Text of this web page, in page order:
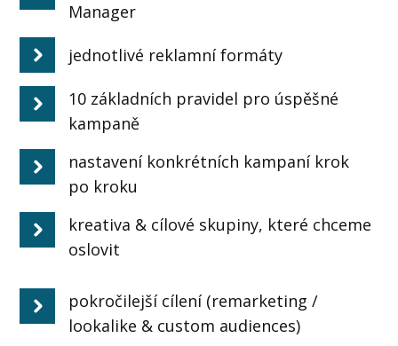
Manager
jednotlivé reklamní formáty
10 základních pravidel pro úspěšné
kampaně
nastavení konkrétních kampaní krok
po kroku
kreativa & cílové skupiny, které chceme
oslovit
pokročilejší cílení (remarketing /
lookalike & custom audiences)